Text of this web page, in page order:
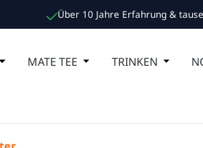
Über 10 Jahre Erfahrung &
oder Schließe das Dropdown der
MATE TEE Öffne oder Schließe
TRINKEN Öffne